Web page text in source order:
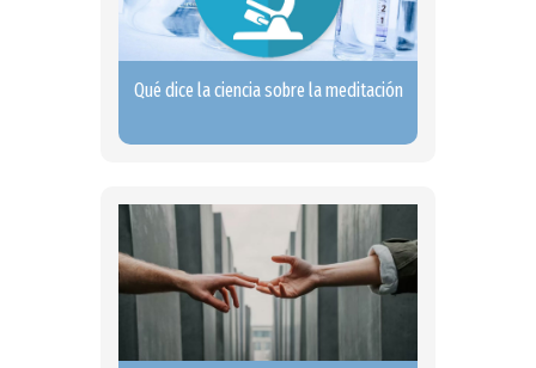
Qué dice la ciencia sobre la meditación